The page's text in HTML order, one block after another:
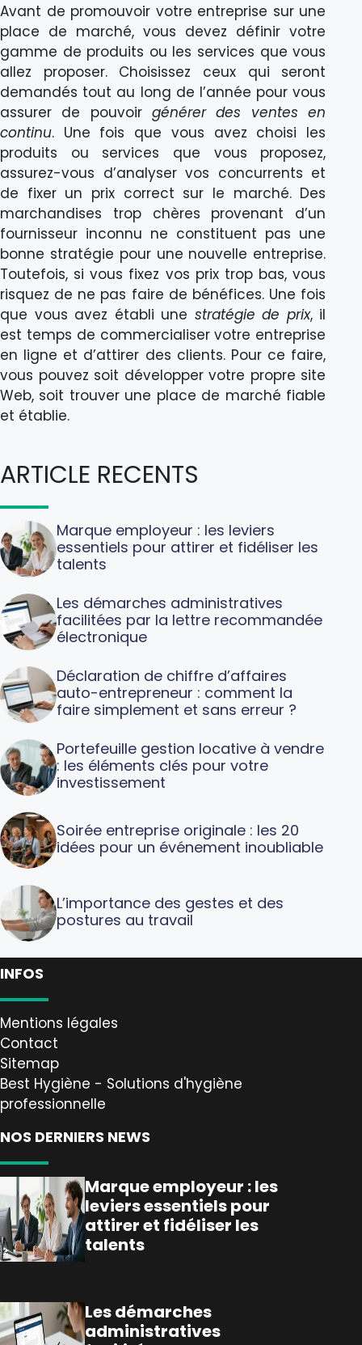
Avant de promouvoir votre entreprise sur une
place de marché, vous devez définir votre
gamme de produits ou les services que vous
allez proposer. Choisissez ceux qui seront
demandés tout au long de l’année pour vous
assurer de pouvoirgénérer des ventes en
continu. Une fois que vous avez choisi les
produits ou services que vous proposez,
assurez-vous d’analyser vos concurrents et
de fixer un prix correct sur le marché. Des
marchandises trop chères provenant d’un
fournisseur inconnu ne constituent pas une
bonne stratégie pour une nouvelle entreprise.
Toutefois, si vous fixez vos prix trop bas, vous
risquez de ne pas faire de bénéfices. Une fois
que vous avez établi une stratégie de prix, il
est temps de commercialiser votre entreprise
en ligne et d’attirer des clients. Pour ce faire,
vous pouvez soit développer votre propre site
Web, soit trouver une place de marché fiable
et établie.
ARTICLE RECENTS
Marque employeur : les leviers
essentiels pour attirer et fidéliser les
talents
Les démarches administratives
facilitées par la lettre recommandée
électronique
Déclaration de chiffre d’affaires
auto-entrepreneur : comment la
faire simplement et sans erreur ?
Portefeuille gestion locative à vendre
: les éléments clés pour votre
investissement
Soirée entreprise originale : les 20
idées pour un événement inoubliable
L’importance des gestes et des
postures au travail
INFOS
Mentions légales
Contact
Sitemap
Best Hygiène - Solutions d'hygiène
professionnelle
NOS DERNIERS NEWS
Marque employeur : les
leviers essentiels pour
attirer et fidéliser les
talents
Les démarches
administratives